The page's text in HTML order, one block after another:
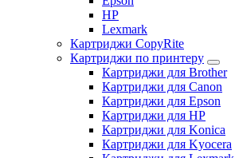
HP
Lexmark
Картриджи CopyRite
Картриджи по принтеру
Картриджи для Brother
Картриджи для Canon
Картриджи для Epson
Картриджи для HP
Картриджи для Konica
Картриджи для Kyocera